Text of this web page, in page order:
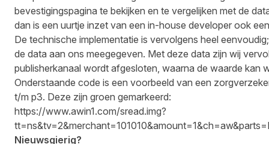
bevestigingspagina te bekijken en te vergelijken met de
dan is een uurtje inzet van een in-house developer ook
De technische implementatie is vervolgens heel
de data aan ons meegegeven. Met deze data zijn wij
publisherkanaal wordt afgesloten, waarna de waarde kan
Onderstaande code is een voorbeeld van een
t/m p3. Deze zijn groen gemarkeerd:
https://www.awin1.com/sread.img?
Nieuwsgierig?